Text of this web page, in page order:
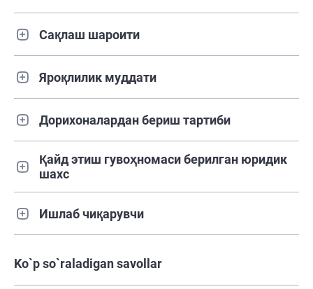
Сақлаш шароити
Яроқлилик муддати
Дорихоналардан бериш тартиби
Қайд этиш гувоҳномаси берилган юридик
шахс
Ишлаб чиқарувчи
Ko`p so`raladigan savollar